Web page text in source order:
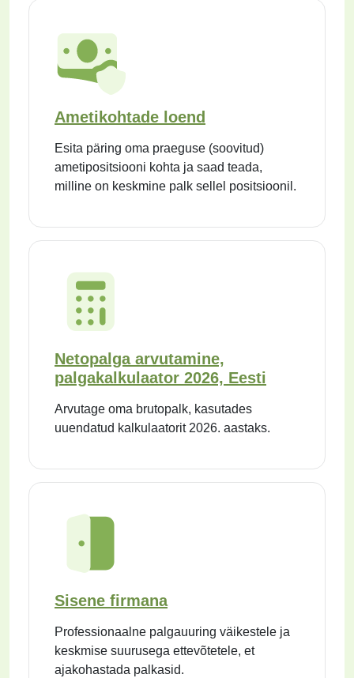
Ametikohtade loend
Esita päring oma praeguse (soovitud)
ametipositsiooni kohta ja saad teada,
milline on keskmine palk sellel positsioonil.
Netopalga arvutamine,
palgakalkulaator 2026, Eesti
Arvutage oma brutopalk, kasutades
uuendatud kalkulaatorit 2026. aastaks.
Sisene firmana
Professionaalne palgauuring väikestele ja
keskmise suurusega ettevõtetele, et
ajakohastada palkasid.